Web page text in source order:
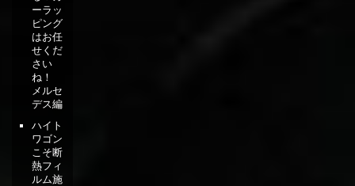
ーラッ
ピング
はお任
せくだ
さい
ね！
メルセ
デス編
ハイト
ワゴン
こそ断
熱フィ
ルム施